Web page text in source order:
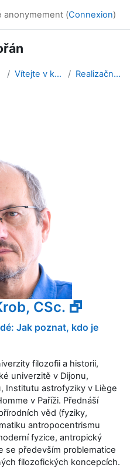
anonymement (Connexion)
Vítejte v kurzu! Realizační tým
CSc. 🗗
Jak poznat, kdo je
filozofii a historii,
univerzitě v Dijonu,
Institutu astrofyziky v Liège
v Paříži. Přednáší
věd (fyziky,
antropocentrismu
fyzice, antropický
se především problematice
filozofických koncepcích.